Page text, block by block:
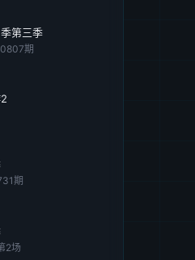
第三季
期
期
2场